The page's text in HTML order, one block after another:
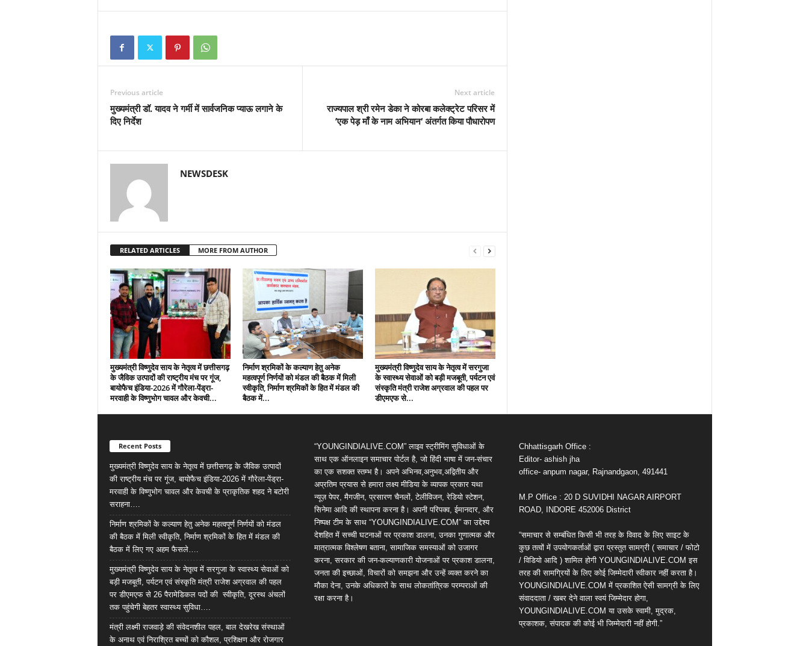
Previous article
मुख्यमंत्री डॉ. यादव ने गर्मी में सार्वजनिक प्याऊ लगाने के
दिए निर्देश
Next article
राज्यपाल श्री रमेन डेका ने कोरबा कलेक्ट्रेट परिसर में
’एक पेड़ माँ के नाम अभियान‘ अंतर्गत किया पौधारोपण
NEWSDESK
RELATED ARTICLES MORE FROM AUTHOR
मुख्यमंत्री विष्णुदेव साय के नेतृत्व में छत्तीसगढ़
के जैविक उत्पादों की राष्ट्रीय मंच पर गूंज,
बायोफैच इंडिया-2026 में गौरेला-पेंड्रा-
मरवाही के विष्णुभोग चावल और केवची...
निर्माण श्रमिकों के कल्याण हेतु अनेक
महत्वपूर्ण निर्णयों को मंडल की बैठक में मिली
स्वीकृति, निर्माण श्रमिकों के हित में मंडल की
बैठक में...
मुख्यमंत्री विष्णुदेव साय के नेतृत्व में सरगुजा
के स्वास्थ्य सेवाओं को बड़ी मजबूती, पर्यटन एवं
संस्कृति मंत्री राजेश अग्रवाल की पहल पर
डीएमएफ से...
Recent Posts
मुख्यमंत्री विष्णुदेव साय के नेतृत्व में छत्तीसगढ़ के जैविक उत्पादों
की राष्ट्रीय मंच पर गूंज, बायोफैच इंडिया-2026 में गौरेला-पेंड्रा-
मरवाही के विष्णुभोग चावल और केवची के प्राकृतिक शहद ने बटोरी
सराहना….
निर्माण श्रमिकों के कल्याण हेतु अनेक महत्वपूर्ण निर्णयों को मंडल
की बैठक में मिली स्वीकृति, निर्माण श्रमिकों के हित में मंडल की
बैठक में लिए गए अहम फैसले….
मुख्यमंत्री विष्णुदेव साय के नेतृत्व में सरगुजा के स्वास्थ्य सेवाओं को
बड़ी मजबूती, पर्यटन एवं संस्कृति मंत्री राजेश अग्रवाल की पहल
पर डीएमएफ से 26 पैरामेडिकल पदों की स्वीकृति, दूरस्थ अंचलों
तक पहुंचेगी बेहतर स्वास्थ्य सुविधा….
मंत्री लक्ष्मी राजवाड़े की संवेदनशील पहल, बाल देखरेख संस्थाओं
के अनाथ एवं निराश्रित बच्चों को कौशल, प्रशिक्षण और रोजगार
“YOUNGINDIALIVE.COM” लाइव स्ट्रीमिंग सुविधाओं के
साथ एक ऑनलाइन समाचार पोर्टल है, जो हिंदी भाषा में जन-संचार
का एक सशक्त स्तम्भ है। अपने अभिनव,अनुभव,अद्वितीय और
अप्रतिम प्रयास से हमारा लक्ष्य मीडिया के व्यापक प्रकार यथा
न्यूज़ पेपर, मैगजीन, प्रसारण चैनलों, टेलीविजन, रेडियो स्टेशन,
सिनेमा आदि की स्थापना करना है। अपनी परिपक्व, ईमानदार, और
निष्पक्ष टीम के साथ “YOUNGINDIALIVE.COM” का उद्देश्य
देशहित में सच्ची घटनाओं पर प्रकाश डालना, उनका गुणात्मक और
मात्रात्मक विश्लेषण बताना, सामाजिक समस्याओं को उजागर
करना, सरकार की जन-कल्याणकारी योजनाओं पर प्रकाश डालना,
जनता की इच्छाओं, विचारों को समझना और उन्हें व्यक्त करने का
मौका देना, उनके अधिकारों के साथ लोकतांत्रिक परम्पराओं की
रक्षा करना है।
Chhattisgarh Office :
Editor- ashish jha
office- anpum nagar, Rajnandgaon, 491441
M.P Office : 20 D SUVIDHI NAGAR AIRPORT
ROAD, INDORE 452006 District
“समाचार से सम्बंधित किसी भी तरह के विवाद के लिए साइट के
कुछ तत्वों में उपयोगकर्ताओं द्वारा प्रस्तुत सामग्री ( समाचार / फोटो
/ विडियो आदि ) शामिल होगी YOUNGINDIALIVE.COM इस
तरह की सामग्रियों के लिए कोई जिम्मेदारी स्वीकार नहीं करता है।
YOUNGINDIALIVE.COM में प्रकाशित ऐसी सामग्री के लिए
संवाददाता / खबर देने वाला स्वयं जिम्मेदार होगा,
YOUNGINDIALIVE.COM या उसके स्वामी, मुद्रक,
प्रकाशक, संपादक की कोई भी जिम्मेदारी नहीं होगी.”